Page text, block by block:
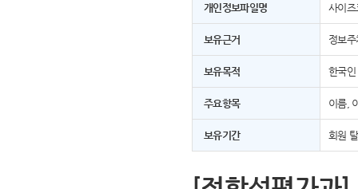
개인정보파일명 사이즈
보유근거 정보
보유목적 한국
주요항목 이름,
보유기간 회원